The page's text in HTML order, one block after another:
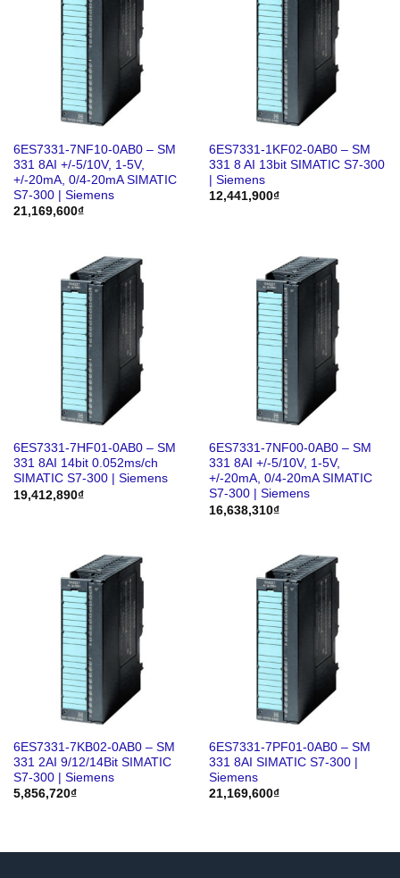
6ES7331-7NF10-0AB0 – SM
331 8AI +/-5/10V, 1-5V,
+/-20mA, 0/4-20mA SIMATIC
S7-300 | Siemens
21,169,600₫
6ES7331-1KF02-0AB0 – SM
331 8 AI 13bit SIMATIC S7-300
| Siemens
12,441,900₫
6ES7331-7HF01-0AB0 – SM
331 8AI 14bit 0.052ms/ch
SIMATIC S7-300 | Siemens
19,412,890₫
6ES7331-7NF00-0AB0 – SM
331 8AI +/-5/10V, 1-5V,
+/-20mA, 0/4-20mA SIMATIC
S7-300 | Siemens
16,638,310₫
6ES7331-7KB02-0AB0 – SM
331 2AI 9/12/14Bit SIMATIC
S7-300 | Siemens
5,856,720₫
6ES7331-7PF01-0AB0 – SM
331 8AI SIMATIC S7-300 |
Siemens
21,169,600₫